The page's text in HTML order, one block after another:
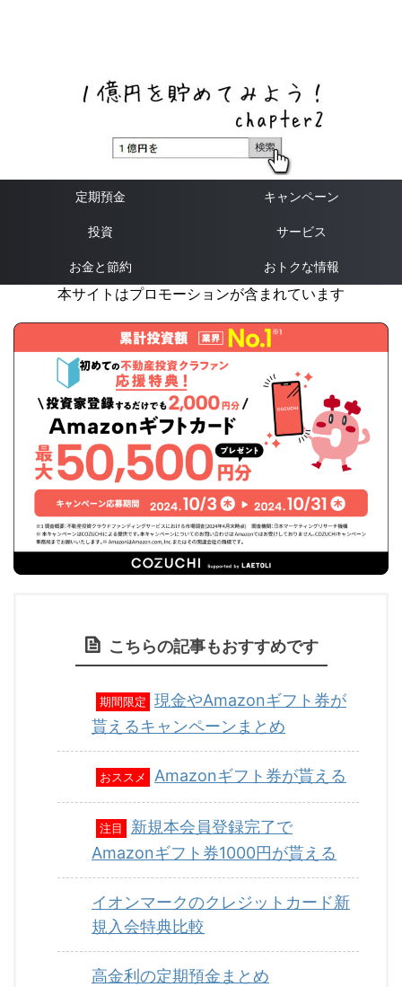
定期預金 キャンペーン
投資 サービス
お金と節約 おトクな情報
本サイトはプロモーションが含まれています
こちらの記事もおすすめです
期間限定
現金やAmazonギフト券が
貰えるキャンペーンまとめ
おススメ Amazonギフト券が貰える
注目
新規本会員登録完了で
Amazonギフト券1000円が貰える
イオンマークのクレジットカード新
規入会特典比較
高金利の定期預金まとめ